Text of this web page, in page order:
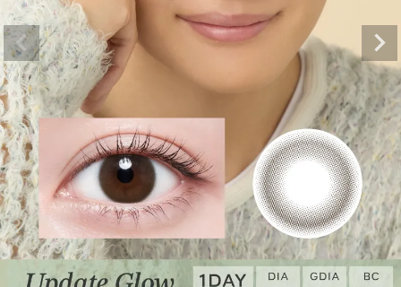
ロウ 14.1mm
¥ 2,310 (税込)
配送方法について
発送について
お支払い方法について
お買い物ガイド
お問い合わせ